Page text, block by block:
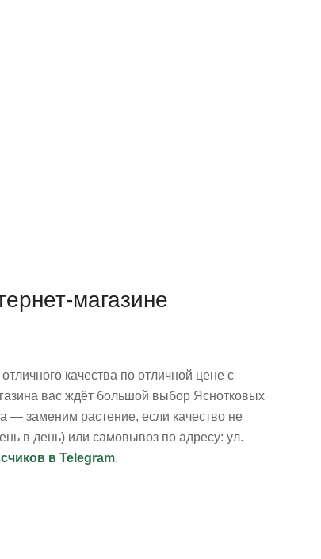
магазине
качества по отличной цене с
вас ждёт большой выбор Яснотковых
— заменим растение, если качество не
в день) или самовывоз по адресу: ул.
в Telegram.